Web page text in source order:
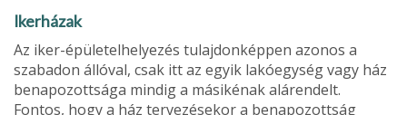
Ikerházak
Az iker-épületelhelyezés tulajdon­képpen azonos a
szabadon állóval, csak itt az egyik lakóegység vagy ház
benapozottsága mindig a másikénak alárendelt.
Fontos, hogy a ház terve­zésekor a benapozottság